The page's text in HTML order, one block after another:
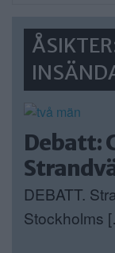
Debatt:
DEBATT.
Stockholms